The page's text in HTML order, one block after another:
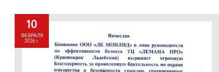
10
ФЕВРАЛЯ
2026 г.